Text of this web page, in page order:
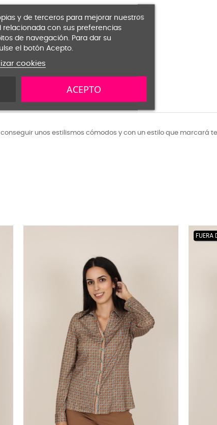
unos estilismos cómodos y con un estilo que marcará
FUERA
y de terceros para mejorar nuestros
con sus preferencias
de navegación. Para dar su
el botón Acepto.
cookies
ACEPTO